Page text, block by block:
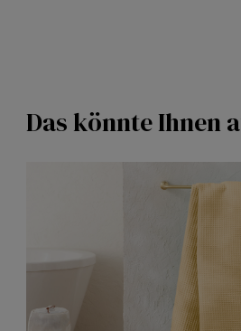
Das könnte Ihnen